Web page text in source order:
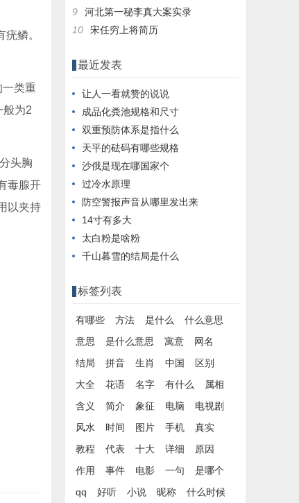
鳞。
类重
般为2
头胸
毒腺开
以夹持
9
河北第一秘李真大案实录
10
宋任穷上将简历
最近发表
让人一看就赞的说说
成品化粪池规格和尺寸
双重预防体系是指什么
天平的砝码有哪些规格
沙俄是现在哪国家个
过冷水原理
防空警报声音从哪里发出来
14寸有多大
太白粉是啥粉
千山暮雪的结局是什么
标签列表
有哪些 方法 是什么
什么意思
意思
是什么意思 寓意
网名
结局
拼音 生肖 中国
区别
大全
花语 名字 有什么
属相
含义
简介 象征 电脑
电视剧
风水
时间 图片 手机
真实
教程
代表 十大 详细
原因
作用
事件 电影 一句
是哪个
qq
好听 小说 昵称
什么时候